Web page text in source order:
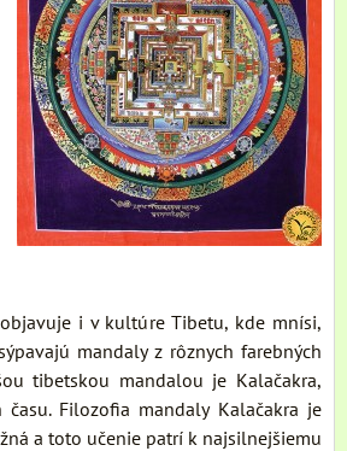
i v kultúre Tibetu, kde mnísi,
mandaly z rôznych farebných
tibetskou mandalou je Kalačakra,
Filozofia mandaly Kalačakra je
a toto učenie patrí k najsilnejšiemu